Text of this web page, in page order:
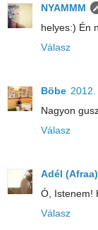
NYAMMM
helyes:) Én
Válasz
Böbe
Nagyon
Válasz
Adél (Afraa)
Ó, Istenem!
Válasz